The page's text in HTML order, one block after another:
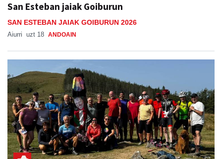
San Esteban jaiak Goiburun
SAN ESTEBAN JAIAK GOIBURUN 2026
Aiurri uzt 18 ANDOAIN